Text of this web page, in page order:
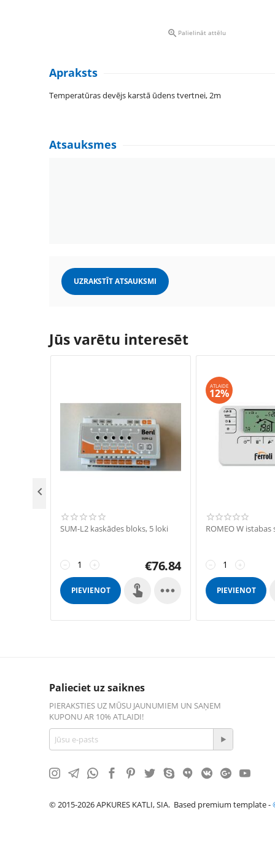
 Palielināt attēlu
Apraksts
Temperatūras devējs karstā ūdens tvertnei, 2m
Atsauksmes
UZRAKSTĪT ATSAUKSMI
Jūs varētu interesēt
SUM-L2 kaskādes bloks, 5 loki
+
− €76.84
PIEVIENOT 
ATLAIDE
12%
ROMEO W istabas
+
−
PIEVIENOT

Palieciet uz saiknes
PIERAKSTIES UZ MŪSU JAUNUMIEM UN SAŅEM
KUPONU AR 10% ATLAIDI!
© 2015-2026 APKURES KATLI, SIA. Based premium template -